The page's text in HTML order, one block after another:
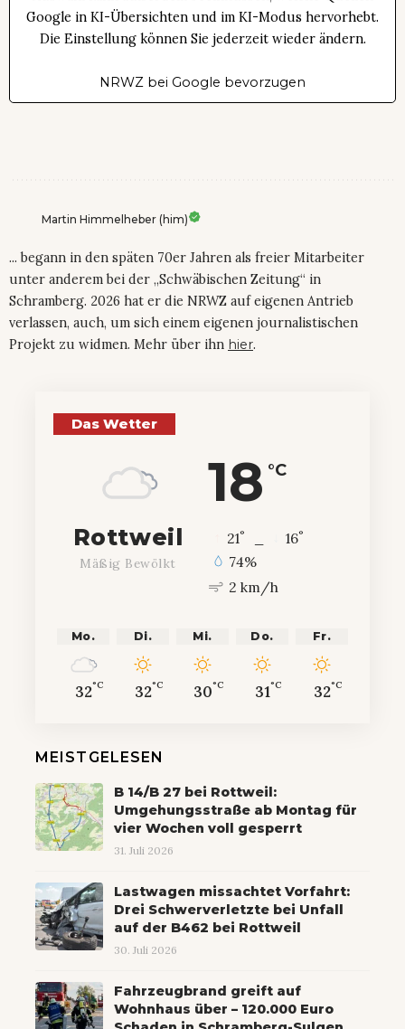
Google in KI-Übersichten und im KI-Modus hervorhebt.
Die Einstellung können Sie jederzeit wieder ändern.
NRWZ bei Google bevorzugen
Martin Himmelheber (him)
... begann in den späten 70er Jahren als freier Mitarbeiter
unter anderem bei der „Schwäbischen Zeitung“ in
Schramberg. 2026 hat er die NRWZ auf eigenen Antrieb
verlassen, auch, um sich einem eigenen journalistischen
Projekt zu widmen. Mehr über ihn hier.
Das Wetter
18 °C
Rottweil
Mäßig Bewölkt
21° 16°
74%
2 km/h
Mo.
32°C
Di.
32°C
Mi.
30°C
Do.
31°C
Fr.
32°C
MEISTGELESEN
B 14/B 27 bei Rottweil:
Umgehungsstraße ab Montag für
vier Wochen voll gesperrt
31. Juli 2026
Lastwagen missachtet Vorfahrt:
Drei Schwerverletzte bei Unfall
auf der B462 bei Rottweil
30. Juli 2026
Fahrzeugbrand greift auf
Wohnhaus über – 120.000 Euro